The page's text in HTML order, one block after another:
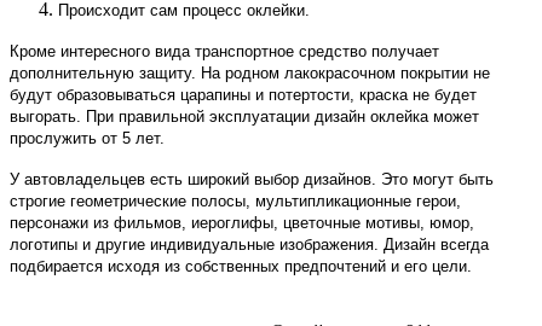
Происходит сам процесс оклейки.
Кроме интересного вида транспортное средство получает
дополнительную защиту. На родном лакокрасочном покрытии не
будут образовываться царапины и потертости, краска не будет
выгорать. При правильной эксплуатации дизайн оклейка может
прослужить от 5 лет.
У автовладельцев есть широкий выбор дизайнов. Это могут быть
строгие геометрические полосы, мультипликационные герои,
персонажи из фильмов, иероглифы, цветочные мотивы, юмор,
логотипы и другие индивидуальные изображения. Дизайн всегда
подбирается исходя из собственных предпочтений и его цели.